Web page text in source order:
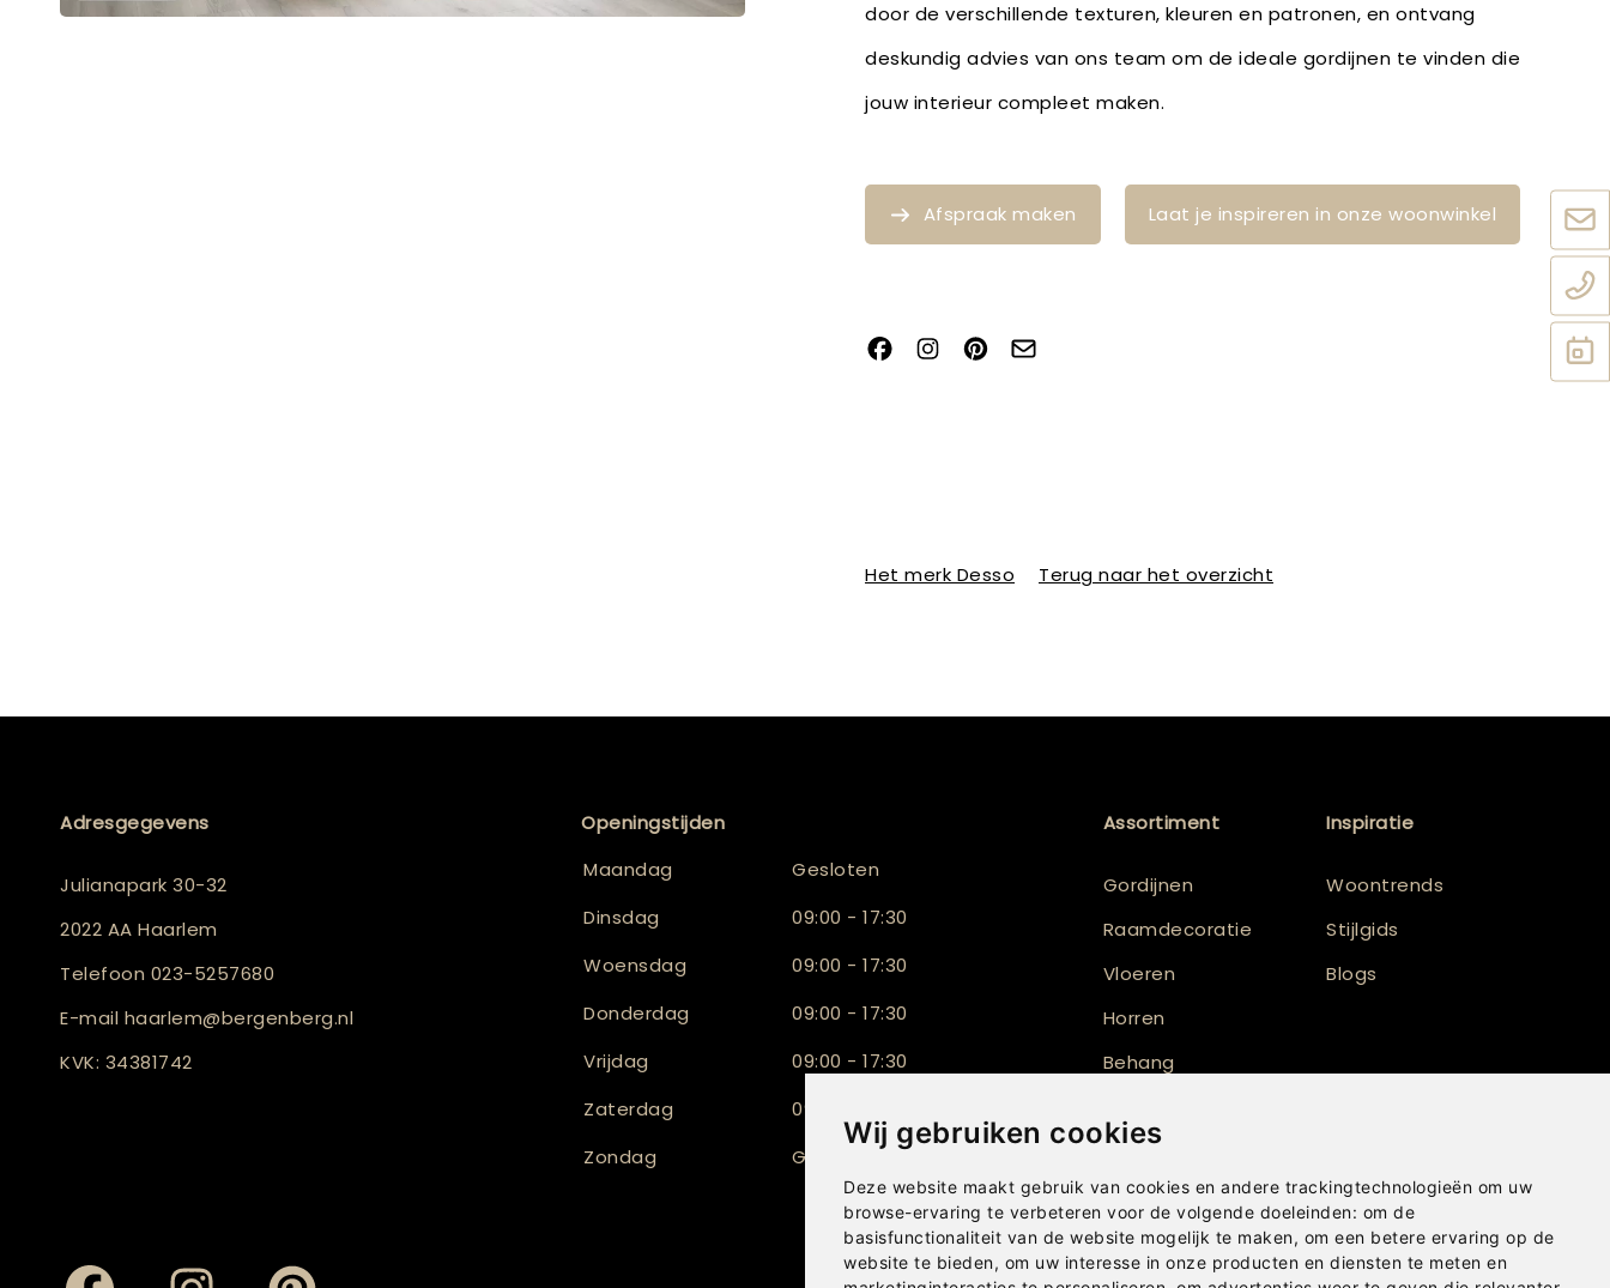
Wij gebruiken cookies
Deze website maakt gebruik van cookies en andere trackingtechnologieën om uw
browse-ervaring te verbeteren voor de volgende doeleinden: om de
basisfunctionaliteit van de website mogelijk te maken, om een betere ervaring op de
website te bieden, om uw interesse in onze producten en diensten te meten en
door de verschillende texturen, kleuren en patronen, en ontvang
deskundig advies van ons team om de ideale gordijnen te vinden die
jouw interieur compleet maken.
Afspraak maken Laat je inspireren in onze woonwinkel
Het merk Desso Terug naar het overzicht
Adresgegevens
Julianapark 30-32
2022 AA Haarlem
Telefoon 023-5257680
E-mail haarlem@bergenberg.nl
KVK: 34381742
Openingstijden
Maandag
Gesloten
Dinsdag
09:00 - 17:30
Woensdag
09:00 - 17:30
Donderdag
09:00 - 17:30
Vrijdag
09:00 - 17:30
Zaterdag
09:30 - 17:00
Zondag
Gesloten
Assortiment
Gordijnen
Raamdecoratie
Vloeren
Horren
Behang
Shutters
Inspiratie
Woontrends
Stijlgids
Blogs